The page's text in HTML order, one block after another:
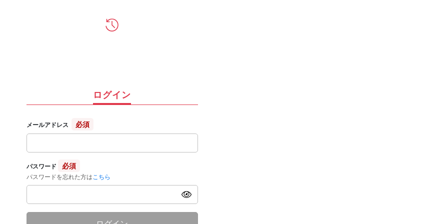
ログイン
メールアドレス 必須
パスワード 必須
パスワードを忘れた方は こちら